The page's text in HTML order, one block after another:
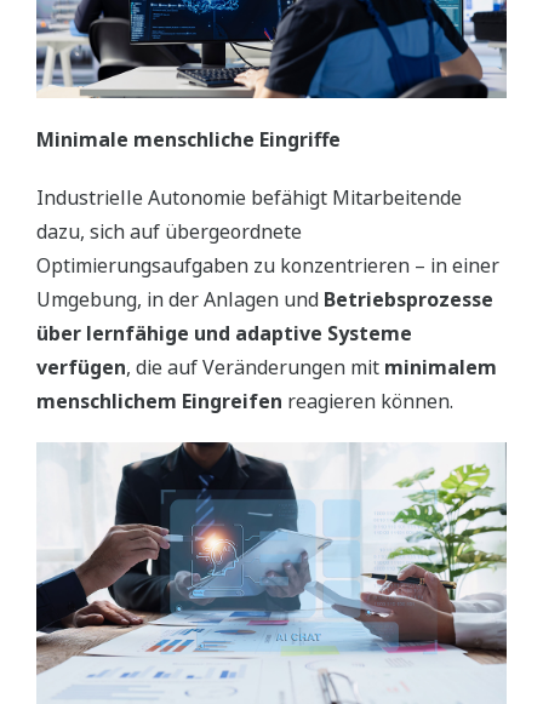
Minimale menschliche Eingriffe
Industrielle Autonomie befähigt Mitarbeitende
dazu, sich auf übergeordnete
Optimierungsaufgaben zu konzentrieren – in einer
Umgebung, in der Anlagen und Betriebsprozesse
über lernfähige und adaptive Systeme
verfügen, die auf Veränderungen mit minimalem
menschlichem Eingreifen reagieren können.